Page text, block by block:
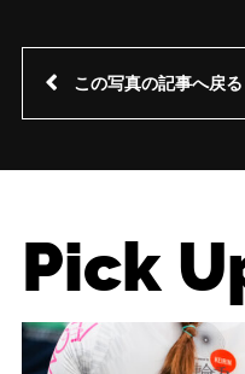
この写真の記事へ戻る
Pick